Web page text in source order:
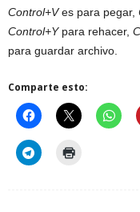
Control+Ves para pegar,
Control+Ypara rehacer,
para guardar archivo.
Comparte esto: